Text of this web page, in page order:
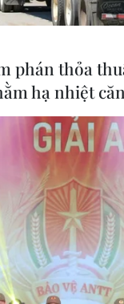
Nội: Cơ hội
động du lịch
chung của nền
bá thông qua các
được sự hưởng
phán thỏa
hạ nhiệt